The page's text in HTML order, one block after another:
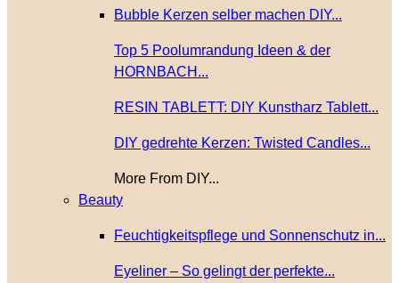
Bubble Kerzen selber machen DIY...
Top 5 Poolumrandung Ideen & der
HORNBACH...
RESIN TABLETT: DIY Kunstharz Tablett...
DIY gedrehte Kerzen: Twisted Candles...
More From DIY...
Beauty
Feuchtigkeitspflege und Sonnenschutz in...
Eyeliner – So gelingt der perfekte...